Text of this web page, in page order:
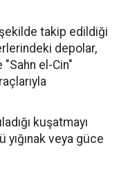
takip edildiği
depolar,
el-Cin"
kuşatmayı
veya güce